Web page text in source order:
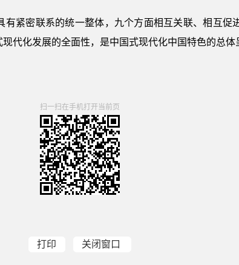
紧密联系的统一整体，九个方面相互关联、相互促
代化发展的全面性，是中国式现代化中国特色的总体
扫一扫在手机打开当前页
打印 关闭窗口